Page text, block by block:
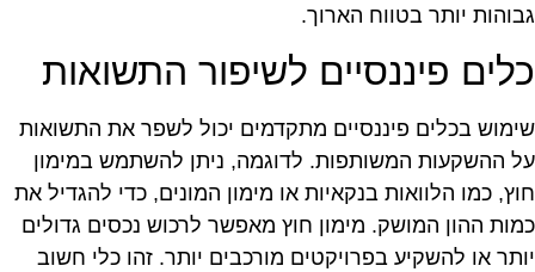
יותר בטווח הארוך.
פיננסיים לשיפור התשואות
בכלים פיננסיים מתקדמים יכול לשפר את התשואות
ההשקעות המשותפות. לדוגמה, ניתן להשתמש במימון
כמו הלוואות בנקאיות או מימון המונים, כדי להגדיל את
ההון המושק. מימון חוץ מאפשר לרכוש נכסים גדולים
או להשקיע בפרויקטים מורכבים יותר. זהו כלי חשוב